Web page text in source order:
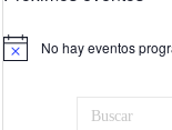
Aviso No hay eventos